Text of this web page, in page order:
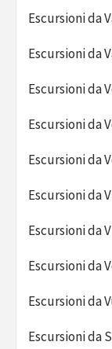
Escursioni da
Escursioni da
Escursioni da
Escursioni da
Escursioni da
Escursioni da
Escursioni da
Escursioni da
Escursioni da
Escursioni da